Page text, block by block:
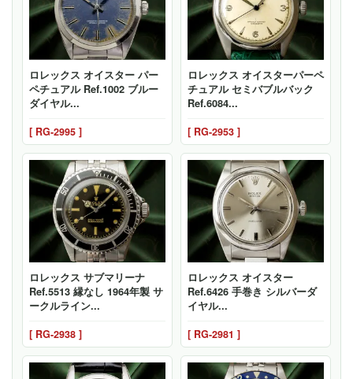
ロレックス オイスター パー
ペチュアル Ref.1002 ブルー
ダイヤル...
[ RG-2995 ]
ロレックス オイスターパーペ
チュアル セミバブルバック
Ref.6084...
[ RG-2953 ]
ロレックス サブマリーナ
Ref.5513 縁なし 1964年製 サ
ークルライン...
[ RG-2938 ]
ロレックス オイスター
Ref.6426 手巻き シルバーダ
イヤル...
[ RG-2981 ]